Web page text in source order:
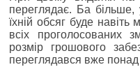
переглядає. Ба більше,
їхній обсяг буде
всіх проголосованих
розмір грошового
переглядався вже понад